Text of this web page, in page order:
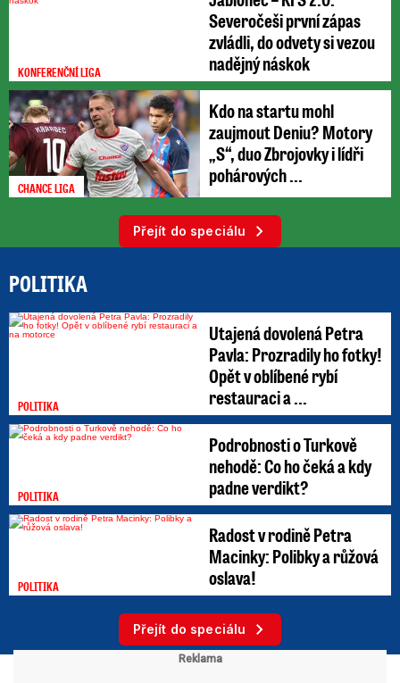
KONFERENČNÍ LIGA
Severočeši první zápas
zvládli, do odvety si vezou
nadějný náskok
CHANCE LIGA
Kdo na startu mohl
zaujmout Deniu? Motory
„S“, duo Zbrojovky i lídři
pohárových ...
Přejít do speciálu
POLITIKA
POLITIKA
Utajená dovolená Petra
Pavla: Prozradily ho fotky!
Opět v oblíbené rybí
restauraci a ...
POLITIKA
Podrobnosti o Turkově
nehodě: Co ho čeká a kdy
padne verdikt?
POLITIKA
Radost v rodině Petra
Macinky: Polibky a růžová
oslava!
Přejít do speciálu